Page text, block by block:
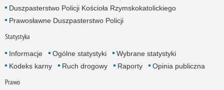
Duszpasterstwo Policji Kościoła Rzymskokatolickiego
Prawosławne Duszpasterstwo Policji
Statystyka
Informacje Ogólne statystyki
Wybrane statystyki
Kodeks karny
Ruch drogowy Raporty Opinia publiczna
Prawo